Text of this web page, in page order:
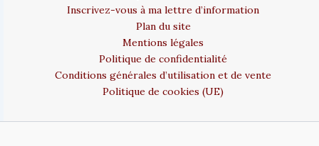
Inscrivez-vous à ma lettre d’information
Plan du site
Mentions légales
Politique de confidentialité
Conditions générales d’utilisation et de vente
Politique de cookies (UE)